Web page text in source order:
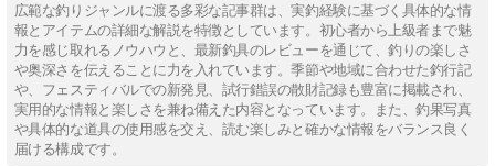
広範な釣りジャンルに渡る多彩な記事群は、実釣経験に基づく具体的な情
報とアイテムの詳細な解説を特徴としています。初心者から上級者まで魅
力を感じ取れるノウハウと、最新釣具のレビューを通じて、釣りの楽しさ
や奥深さを伝えることに力を入れています。季節や地域に合わせた釣行記
や、フェスティバルでの新発見、試行錯誤の散財記録も豊富に掲載され、
実用的な情報と楽しさを兼ね備えた内容となっています。また、釣果写真
や具体的な道具の使用感を交え、読む楽しみと確かな情報をバランス良く
届ける構成です。